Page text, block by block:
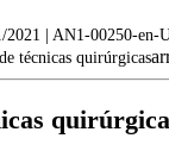
2021 | AN1-00250-en-
técnicas quirúrgicas